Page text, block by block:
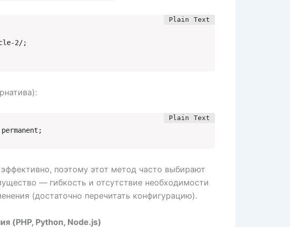
2/;
поэтому этот метод часто выбирают
— гибкость и отсутствие необходимости
(достаточно перечитать конфигурацию).
(PHP, Python, Node.js)